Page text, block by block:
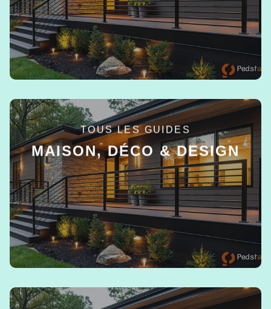
TOUS LES GUIDES
MAISON, DÉCO & DESIGN
EN SAVOIR +